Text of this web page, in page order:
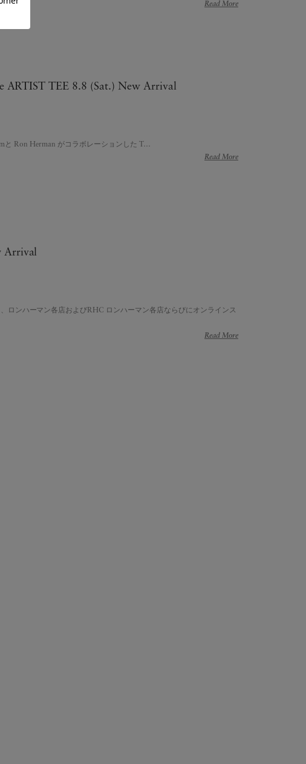
Read More
ARTIST TEE 8.8 (Sat.) New Arrival
と Ron Herman がコラボレーションした T…
Read More
Arrival
ロンハーマン各店およびRHC ロンハーマン各店ならびにオンラインス
Read More